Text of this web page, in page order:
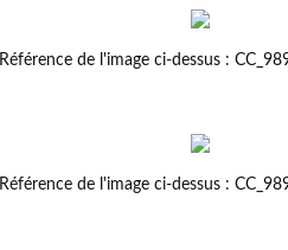
Référence de l'image ci-dessus :
Référence de l'image ci-dessus :